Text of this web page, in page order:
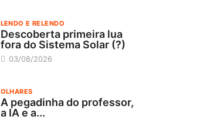
LENDO E RELENDO
Descoberta primeira lua
fora do Sistema Solar (?)
03/08/2026
OLHARES
A pegadinha do professor,
a IA e a...